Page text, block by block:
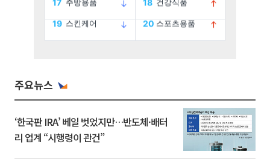
주요뉴스
‘한국판 IRA’ 베일 벗었지만…반도체·배터
리 업계 “시행령이 관건”